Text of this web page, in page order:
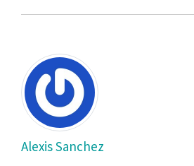
Alexis Sanchez